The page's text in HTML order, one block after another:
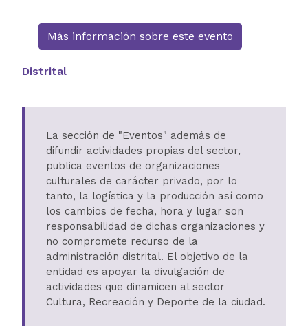
Más información sobre este evento
Distrital
La sección de "Eventos" además de
difundir actividades propias del sector,
publica eventos de organizaciones
culturales de carácter privado, por lo
tanto, la logística y la producción así como
los cambios de fecha, hora y lugar son
responsabilidad de dichas organizaciones y
no compromete recurso de la
administración distrital. El objetivo de la
entidad es apoyar la divulgación de
actividades que dinamicen al sector
Cultura, Recreación y Deporte de la ciudad.